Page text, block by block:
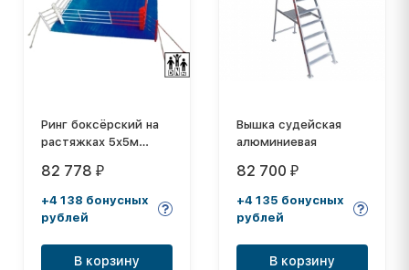
Ринг боксёрский на
растяжках 5х5м
монтажная площадка
8х8м) DNN
82 778 ₽
+4 138 бонусных
рублей
В корзину
Вышка судейская
алюминиевая
82 700 ₽
+4 135 бонусных
рублей
В корзину